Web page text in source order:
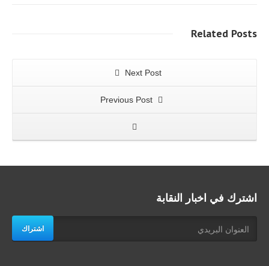
Related Posts
Next Post
Previous Post
اشترك في اخبار النقابة
اشتراك